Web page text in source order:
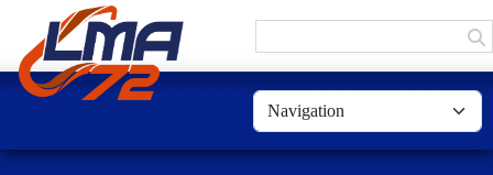
Panneau de gestion des cookies